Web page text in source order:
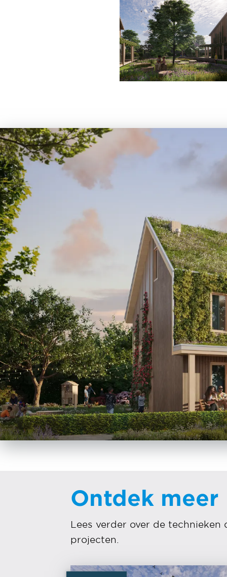
Ontdek meer
Lees verder over de technieken
projecten.